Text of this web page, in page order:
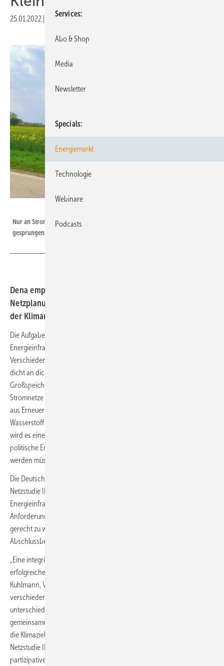
25.01.2022 Druckvorschau
Nur an Stromtrassen zu denken bei den Netzen der Zukunft wäre zu kurz
gesprungen.
Dena empfiehlt Systementwicklungsplan, der der
Netzplanung vorangestellt wird, ausgehend von dem Ziel
der Klimaneutralität.
Die Aufgabe ist denkbar komplex: Der Entwurf einer
Energieinfrastruktur für eine CO2-freie Zukunft. Das Problem:
Verschiedene Wege führen zum Ziel. Stromtrassen können das Land
dicht an dicht überziehen. Oder stattdessen würden Batterie-
Großspeicher so massiv eingesetzt, dass gar keine weiteren
Stromnetze nötig wären. Oder wir speichern überschüssige Energie
aus Erneuerbaren konsequent vor allem in Elektrolyseuren. Der grüne
Wasserstoff würde über Gasleitungen transportiert. Wahrscheinlich
wird es eine Mischung aus diesen Varianten, aber dabei spielen
politische Entscheidungen eine Rolle. Entscheidungen, die getroffen
werden müssen, um Investitionssicherheit zu geben.
Die Deutsche Energie-Agentur (Dena) hat im Rahmen der Dena-
Netzstudie III untersucht wie Deutschlands
Energieinfrastrukturplanung weiterentwickelt werden muss, um den
Anforderungen auf dem Weg zu einem klimaneutralen Energiesystem
gerecht zu werden. Die Ergebnisse wurden jetzt in einem
Abschlussbericht veröffentlicht.
„Eine integrierte Energieinfrastrukturplanung ist entscheidend für eine
erfolgreiche sektorenübergreifende Energiewende“, sagt Andreas
Kuhlmann, Vorsitzender der Geschäftsführung der Dena. „Die
verschiedenen Energienetze dürfen nicht länger basierend auf
unterschiedlichen Annahmen geplant werden.“ Es bedürfe einer
gemeinsamen Grundlage, die das große Ganze und vor allem auch
die Klimaziele für das Jahr 2045 in den Blick nimmt. „Die Dena-
Netzstudie III zeigt, wie diese Grundlage in einem transparenten und
partizipativen Prozess geschaffen werden kann. Diese
Services
Abo & Shop
Media
Newsletter
Specials
Energiemarkt
Technologie
Webinare
Podcasts